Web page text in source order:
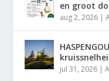
en groot
aug 2, 2026 |
jul 31, 2026 |